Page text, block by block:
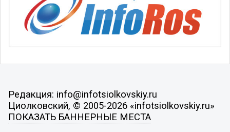
Редакция: info@infotsiolkovskiy.ru
Циолковский, © 2005-2026 «infotsiolkovskiy.ru»
ПОКАЗАТЬ БАННЕРНЫЕ МЕСТА